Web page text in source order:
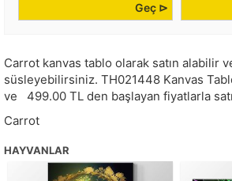
Geç ⊳
Carrot kanvas tablo olarak satın alabilir
süsleyebilirsiniz. TH021448 Kanvas
ve
499.00 TL den başlayan fiyatlarla
Carrot
HAYVANLAR